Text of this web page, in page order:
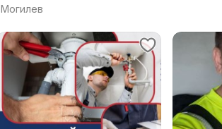
Могилев